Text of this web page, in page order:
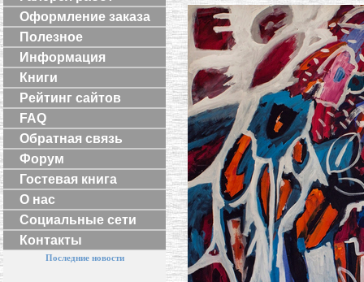
Оформление заказа
Полезное
Информация
Книги
Рейтинг сайтов
FAQ
Обратная связь
Форум
Гостевая книга
О нас
Социальные сети
Контакты
Последние новости